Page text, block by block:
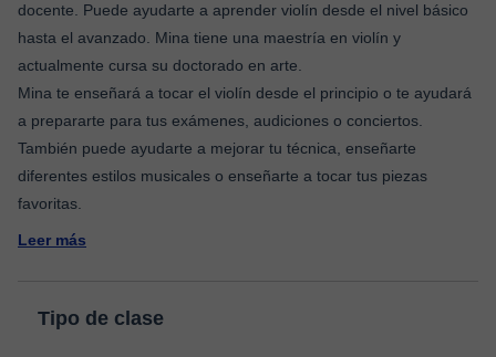
docente. Puede ayudarte a aprender violín desde el nivel básico
hasta el avanzado. Mina tiene una maestría en violín y
actualmente cursa su doctorado en arte.
Mina te enseñará a tocar el violín desde el principio o te ayudará
a prepararte para tus exámenes, audiciones o conciertos.
También puede ayudarte a mejorar tu técnica, enseñarte
diferentes estilos musicales o enseñarte a tocar tus piezas
Leer más
Tipo de clase